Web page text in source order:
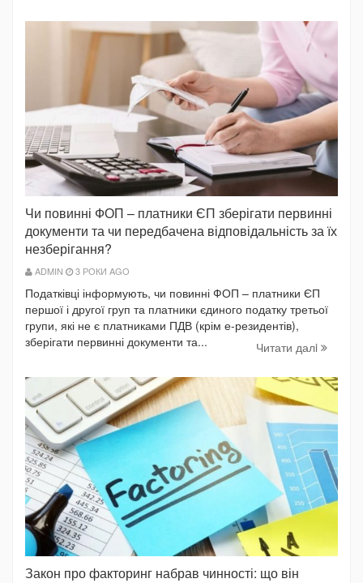
Чи повинні ФОП – платники ЄП зберігати первинні
документи та чи передбачена відповідальність за їх
незберігання?
ADMIN 3 РОКИ AGO
Податківці інформують, чи повинні ФОП – платники ЄП
першої і другої груп та платники єдиного податку третьої
групи, які не є платниками ПДВ (крім е-резидентів),
зберігати первинні документи та...
Читати далi
Закон про факторинг набрав чинності: що він